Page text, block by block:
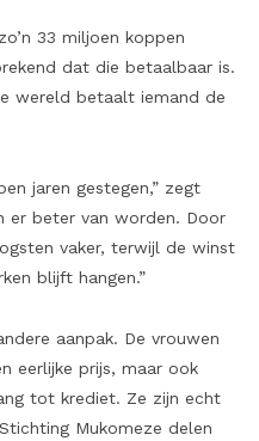
33 miljoen koppen
dat die betaalbaar is.
wereld betaalt iemand de
jaren gestegen,” zegt
er beter van worden. Door
vaker, terwijl de winst
blijft hangen.”
aanpak. De vrouwen
eerlijke prijs, maar ook
tot krediet. Ze zijn echt
Mukomeze delen